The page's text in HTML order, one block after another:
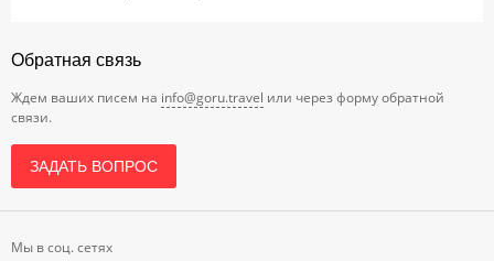
Обратная связь
Ждем ваших писем на info@goru.travel или через форму обратной
связи.
ЗАДАТЬ ВОПРОС
Мы в соц. сетях